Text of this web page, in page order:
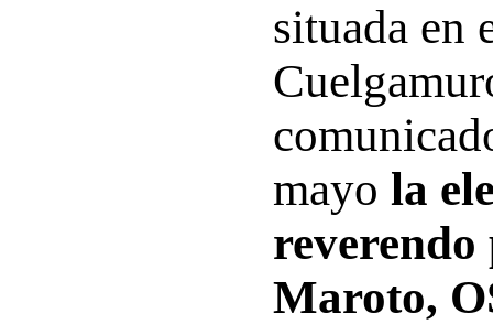
situada en
mayo la
Maroto,